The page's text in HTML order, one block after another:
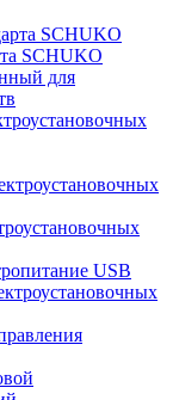
SCHUKO
для
USB